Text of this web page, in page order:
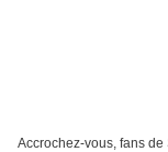
Accrochez-vous, fans